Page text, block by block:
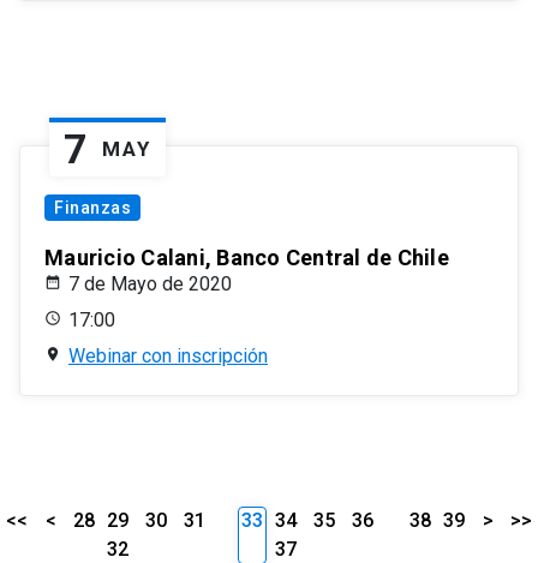
7 MAY
Finanzas
Mauricio Calani, Banco Central de Chile
7 de Mayo de 2020
17:00
Webinar con inscripción
<< < 28 29 30
31
32
33 34 35
36
37
38 39 > >>